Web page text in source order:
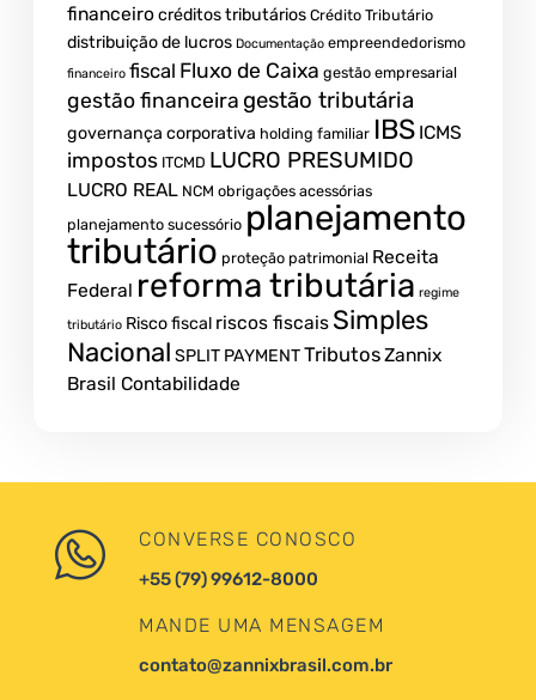
financeirocréditos tributários Crédito Tributário
distribuição de lucros Documentação empreendedorismo
financeiro fiscal Fluxo de Caixa gestão empresarial
gestão financeira gestão tributária
governança corporativa holding familiar IBS ICMS
impostos ITCMD LUCRO PRESUMIDO
LUCRO REAL NCM obrigações acessórias
planejamento sucessório planejamento
tributário proteção patrimonial Receita
Federal reforma tributária regime
tributário Risco fiscal riscos fiscais Simples
Nacional SPLIT PAYMENTTributosZannix
Brasil Contabilidade
CONVERSE CONOSCO
+55 (79) 99612-8000
MANDE UMA MENSAGEM
contato@zannixbrasil.com.br